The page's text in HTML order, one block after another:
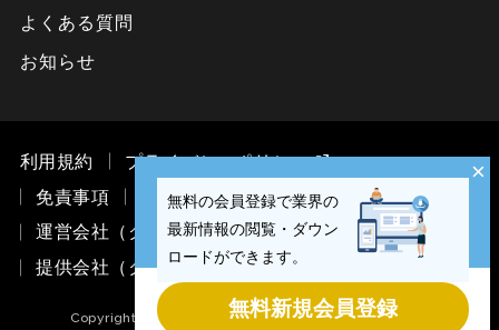
よくある質問
お知らせ
利用規約
プライバシーポリシー
免責事項
お問い合わせ
運営会社（ククレブ・マーケティング株式会社）
提供会社（ククレブ・アドバイザーズ株式会社）
Copyright © CCReB Advisors Inc. All Rights Reserved.
×
無料の会員登録で業界の
最新情報の閲覧・ダウン
ロードができます。
無料新規会員登録